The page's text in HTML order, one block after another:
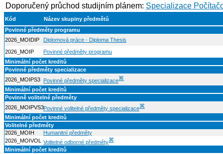
Doporučený průchod studijním plánem: Specializace
Kód
Název skupiny předmětů
Povinné předměty programu
2026_MOIDIP
Diplomová práce - Diploma Thesis
2026_MOIP
Povinné předměty programu
Minimální počet kreditů
Povinné předměty specializace
2026_MOIPS3
Povinné předměty specializace⌘
Minimální počet kreditů
Povinně volitelné předměty
2026_MOIPVS3Povinné volitelné předměty specializace⌘
Minimální počet kreditů
Volitelné předměty
2026_MOIH
Humanitní předměty
2026_MOIVOL Volitelné odborné předměty⌘
Minimální počet kreditů